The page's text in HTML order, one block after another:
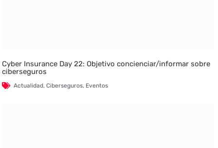
Cyber Insurance Day 22: Objetivo concienciar/informar sobre
ciberseguros
Actualidad,Ciberseguros, Eventos